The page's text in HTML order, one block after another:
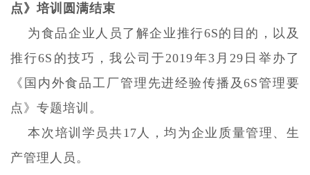
点》培训圆满结束
为食品企业人员了解企业推行6S的目的，以及
推行6S的技巧，我公司于2019年3月29日举办了
《 国内外食品工厂管理先进经验传播及6S管理要
点》专题培训。
本次培训学员共17人，均为企业质量管理、生
产管理人员。